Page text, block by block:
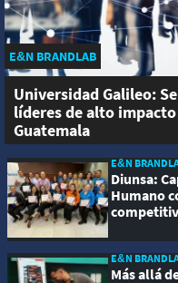
E&N BRANDLAB
Universidad Galileo:
líderes de alto
Guatemala
E&N
Diunsa:
Humano
E&N
Más allá